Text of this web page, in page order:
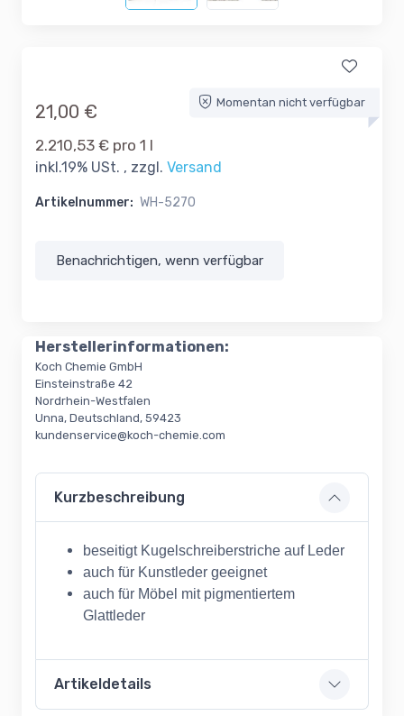
Momentan nicht verfügbar
21,00 €
2.210,53 € pro 1 l
inkl.19% USt. , zzgl. Versand
Artikelnummer: WH-5270
Benachrichtigen, wenn verfügbar
Herstellerinformationen:
Koch Chemie GmbH
Einsteinstraße 42
Nordrhein-Westfalen
Unna, Deutschland, 59423
kundenservice@koch-chemie.com
Kurzbeschreibung
beseitigt Kugelschreiberstriche auf Leder
auch für Kunstleder geeignet
auch für Möbel mit pigmentiertem
Glattleder
Artikeldetails